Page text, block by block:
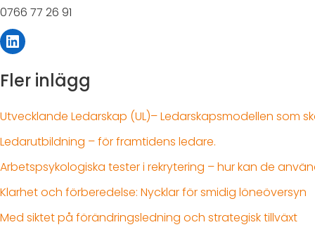
0766 77 26 91
LinkedIn
Fler inlägg
Utvecklande Ledarskap (UL)– Ledarskapsmodellen som
Ledarutbildning – för framtidens ledare.
Arbetspsykologiska tester i rekrytering – hur kan de
Klarhet och förberedelse: Nycklar för smidig löneöversyn
Med siktet på förändringsledning och strategisk tillväxt